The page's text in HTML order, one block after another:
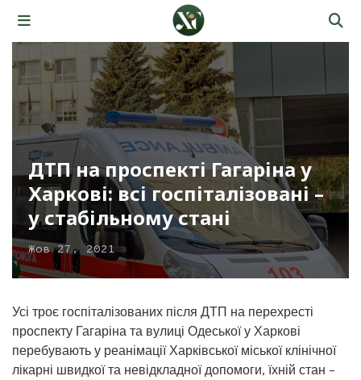
ДТП на проспекті Гагаріна у
Харкові: всі госпіталізовані –
у стабільному стані
Жов 27, 2021
Усі троє госпіталізованих після ДТП на перехресті
проспекту Гагаріна та вулиці Одеської у Харкові
перебувають у реанімації Харківської міської клінічної
лікарні швидкої та невідкладної допомоги, їхній стан –